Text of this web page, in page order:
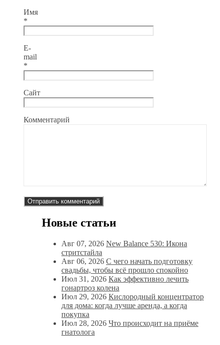
Имя
*
E-
mail
*
Сайт
Комментарий
Новые статьи
Авг 07, 2026 New Balance 530: Икона
стритстайла
Авг 06, 2026 С чего начать подготовку
свадьбы, чтобы всё прошло спокойно
Июл 31, 2026 Как эффективно лечить
гонартроз колена
Июл 29, 2026 Кислородный концентратор
для дома: когда лучше аренда, а когда
покупка
Июл 28, 2026 Что происходит на приёме
гнатолога